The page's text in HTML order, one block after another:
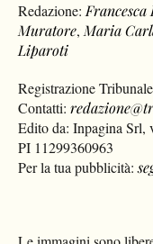
Redazione:
Muratore, Maria
Liparoti
Registrazione
Contatti:
Edito da: Inpagina Srl,
PI 11299360963
Per la tua pubblicità: